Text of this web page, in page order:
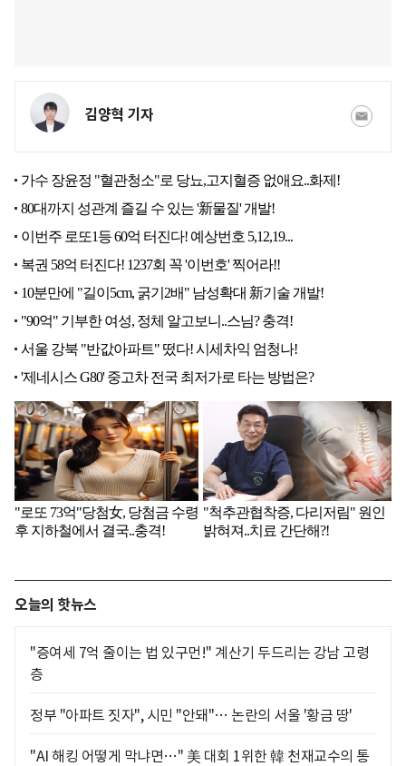
김양혁 기자
오늘의 핫뉴스
"증여세 7억 줄이는 법 있구먼!" 계산기 두드리는 강남 고령
층
정부 "아파트 짓자", 시민 "안돼"… 논란의 서울 '황금 땅'
"AI 해킹 어떻게 막냐면…" 美 대회 1위한 韓 천재교수의 통